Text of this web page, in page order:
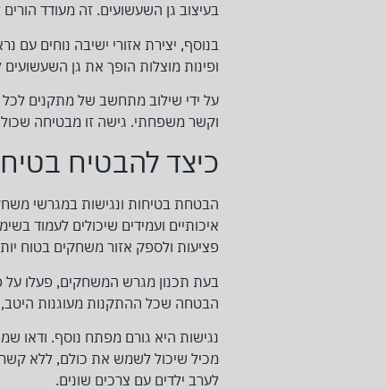
בעיצוב גן השעשועים. זה מעודד
בנוסף, יצירת אזורי ישיבה נוחים עם
ופינות מוצלות הופך את גן
על ידי שילוב מתחשב של מתקנים לכל
וקשר משפחתי. גישה זו מבטיחה
כיצד להבטיח
הבטחת בטיחות ונגישות במגרשי
איכותיים ועמידים שיכולים לעמוד
פציעות ולספק אזור משחקים בטוח
בעת תכנון מגרש המשחקים, פעלו על
הבטחה שכל ההתקנות מעוגנות
נגישות היא גורם מפתח נוסף. ודאו
מכיל שיכול לשמש את כולם, ללא קשר
לערב ילדים עם צרכים שונים.